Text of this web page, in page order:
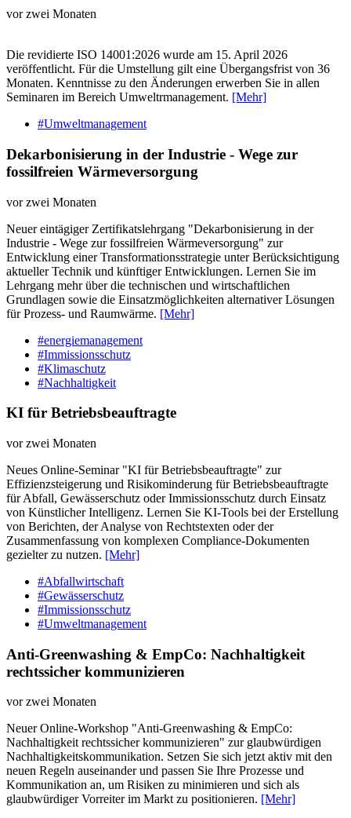
vor zwei Monaten
Die revidierte ISO 14001:2026 wurde am 15. April 2026
veröffentlicht. Für die Umstellung gilt eine Übergangsfrist von 36
Monaten. Kenntnisse zu den Änderungen erwerben Sie in allen
Seminaren im Bereich Umweltrmanagement. [Mehr]
#Umweltmanagement
Dekarbonisierung in der Industrie - Wege zur
fossilfreien Wärmeversorgung
vor zwei Monaten
Neuer eintägiger Zertifikatslehrgang "Dekarbonisierung in der
Industrie - Wege zur fossilfreien Wärmeversorgung" zur
Entwicklung einer Transformationsstrategie unter Berücksichtigung
aktueller Technik und künftiger Entwicklungen. Lernen Sie im
Lehrgang mehr über die technischen und wirtschaftlichen
Grundlagen sowie die Einsatzmöglichkeiten alternativer Lösungen
für Prozess- und Raumwärme. [Mehr]
#energiemanagement
#Immissionsschutz
#Klimaschutz
#Nachhaltigkeit
KI für Betriebsbeauftragte
vor zwei Monaten
Neues Online-Seminar "KI für Betriebsbeauftragte" zur
Effizienzsteigerung und Risikominderung für Betriebsbeauftragte
für Abfall, Gewässerschutz oder Immissionsschutz durch Einsatz
von Künstlicher Intelligenz. Lernen Sie KI-Tools bei der Erstellung
von Berichten, der Analyse von Rechtstexten oder der
Zusammenfassung von komplexen Compliance-Dokumenten
gezielter zu nutzen. [Mehr]
#Abfallwirtschaft
#Gewässerschutz
#Immissionsschutz
#Umweltmanagement
Anti-Greenwashing & EmpCo: Nachhaltigkeit
rechtssicher kommunizieren
vor zwei Monaten
Neuer Online-Workshop "Anti-Greenwashing & EmpCo:
Nachhaltigkeit rechtssicher kommunizieren" zur glaubwürdigen
Nachhaltigkeitskommunikation. Setzen Sie sich jetzt aktiv mit den
neuen Regeln auseinander und passen Sie Ihre Prozesse und
Kommunikation an, um Risiken zu minimieren und sich als
glaubwürdiger Vorreiter im Markt zu positionieren. [Mehr]